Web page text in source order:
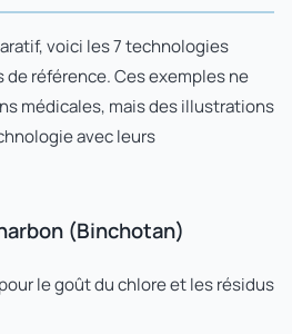
voici les 7 technologies
référence. Ces exemples ne
médicales, mais des illustrations
avec leurs
(Binchotan)
le goût du chlore et les résidus